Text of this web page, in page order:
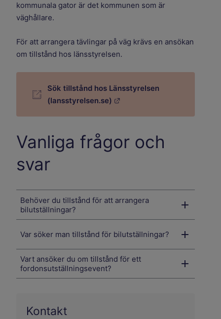
kommunala gator är det kommunen som är
väghållare.
För att arrangera tävlingar på väg krävs en ansökan
om tillstånd hos länsstyrelsen.
Sök tillstånd hos Länsstyrelsen
(lansstyrelsen.se)
Vanliga frågor och
svar
Behöver du tillstånd för att arrangera
bilutställningar?
Var söker man tillstånd för bilutställningar?
Vart ansöker du om tillstånd för ett
fordonsutställningsevent?
Kontakt